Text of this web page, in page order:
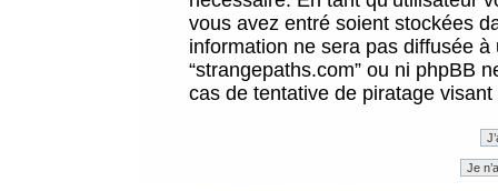
vous avez entré soient stockées
information ne sera pas diffusée
“strangepaths.com” ou ni phpBB
cas de tentative de piratage